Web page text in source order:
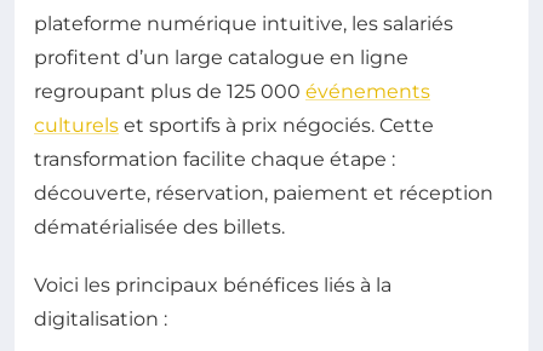
plateforme numérique intuitive, les salariés
profitent d’un large catalogue en ligne
regroupant plus de 125 000 événements
culturels et sportifs à prix négociés. Cette
transformation facilite chaque étape :
découverte, réservation, paiement et réception
dématérialisée des billets.
Voici les principaux bénéfices liés à la
digitalisation :